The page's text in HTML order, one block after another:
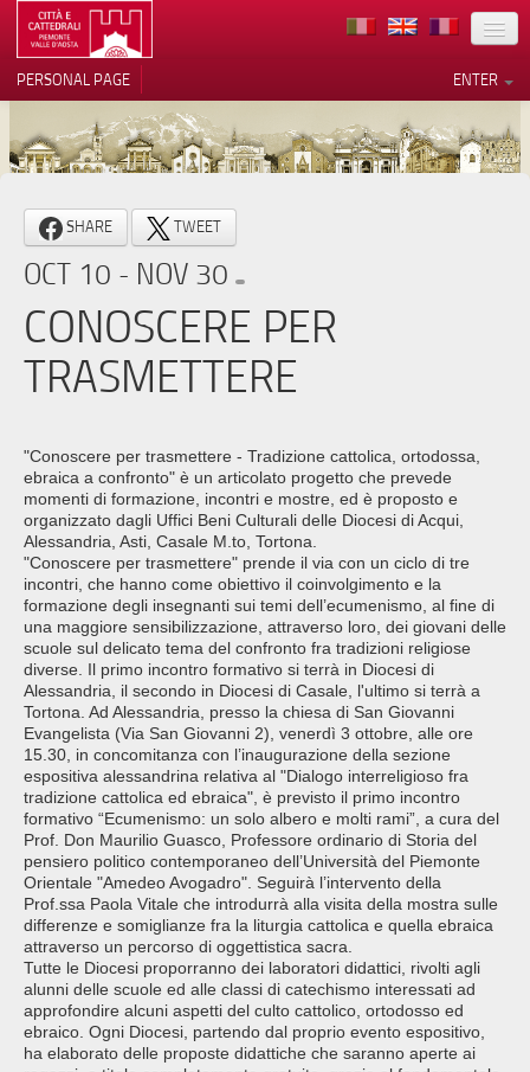
LOCATION
ARCHITECTURE
MUSEUMS
ITINERARIES
EVENTS
CONTACTS
PRESS
ENTER
PERSONAL PAGE
SHARE TWEET
OCT 10 - NOV 30
CONOSCERE PER
TRASMETTERE
"Conoscere per trasmettere - Tradizione cattolica, ortodossa,
ebraica a confronto" è un articolato progetto che prevede
momenti di formazione, incontri e mostre, ed è proposto e
organizzato dagli Uffici Beni Culturali delle Diocesi di Acqui,
Alessandria, Asti, Casale M.to, Tortona.
"Conoscere per trasmettere" prende il via con un ciclo di tre
incontri, che hanno come obiettivo il coinvolgimento e la
formazione degli insegnanti sui temi dell’ecumenismo, al fine di
una maggiore sensibilizzazione, attraverso loro, dei giovani delle
scuole sul delicato tema del confronto fra tradizioni religiose
diverse. Il primo incontro formativo si terrà in Diocesi di
Alessandria, il secondo in Diocesi di Casale, l'ultimo si terrà a
Tortona. Ad Alessandria, presso la chiesa di San Giovanni
Evangelista (Via San Giovanni 2), venerdì 3 ottobre, alle ore
15.30, in concomitanza con l’inaugurazione della sezione
espositiva alessandrina relativa al "Dialogo interreligioso fra
tradizione cattolica ed ebraica", è previsto il primo incontro
formativo “Ecumenismo: un solo albero e molti rami”, a cura del
Prof. Don Maurilio Guasco, Professore ordinario di Storia del
pensiero politico contemporaneo dell’Università del Piemonte
Orientale "Amedeo Avogadro". Seguirà l’intervento della
Prof.ssa Paola Vitale che introdurrà alla visita della mostra sulle
differenze e somiglianze fra la liturgia cattolica e quella ebraica
attraverso un percorso di oggettistica sacra.
Tutte le Diocesi proporranno dei laboratori didattici, rivolti agli
alunni delle scuole ed alle classi di catechismo interessati ad
approfondire alcuni aspetti del culto cattolico, ortodosso ed
ebraico. Ogni Diocesi, partendo dal proprio evento espositivo,
ha elaborato delle proposte didattiche che saranno aperte ai
Notice at collection
Your Privacy Choices